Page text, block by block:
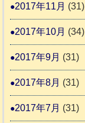
2017年11月 (31)
2017年10月 (34)
2017年9月 (31)
2017年8月 (31)
2017年7月 (31)